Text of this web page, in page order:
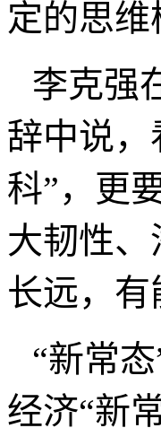
第二节
2. 如何把
人们在
说“黄金
现一个“
定的思
李克强